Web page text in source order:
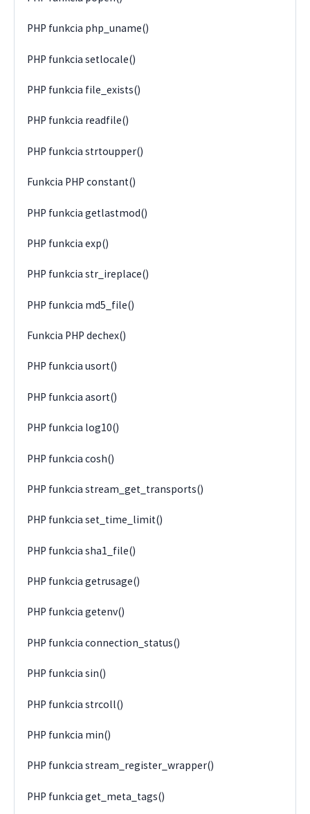
PHP funkcia php_uname()
PHP funkcia setlocale()
PHP funkcia file_exists()
PHP funkcia readfile()
PHP funkcia strtoupper()
Funkcia PHP constant()
PHP funkcia getlastmod()
PHP funkcia exp()
PHP funkcia str_ireplace()
PHP funkcia md5_file()
Funkcia PHP dechex()
PHP funkcia usort()
PHP funkcia asort()
PHP funkcia log10()
PHP funkcia cosh()
PHP funkcia stream_get_transports()
PHP funkcia set_time_limit()
PHP funkcia sha1_file()
PHP funkcia getrusage()
PHP funkcia getenv()
PHP funkcia connection_status()
PHP funkcia sin()
PHP funkcia strcoll()
PHP funkcia min()
PHP funkcia stream_register_wrapper()
PHP funkcia get_meta_tags()